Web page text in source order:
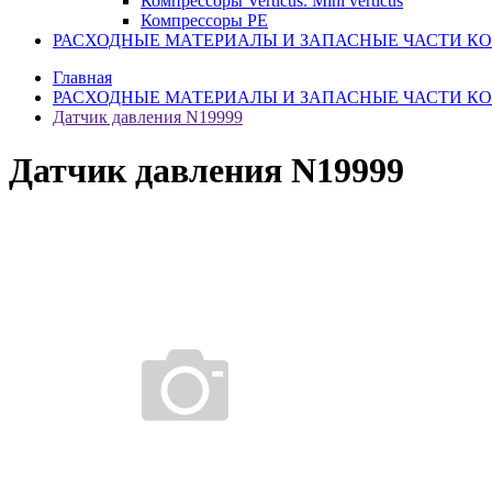
Компрессоры PE
РАСХОДНЫЕ МАТЕРИАЛЫ И ЗАПАСНЫЕ ЧАСТИ
Главная
РАСХОДНЫЕ МАТЕРИАЛЫ И ЗАПАСНЫЕ ЧАСТИ
Датчик давления N19999
Датчик давления N19999